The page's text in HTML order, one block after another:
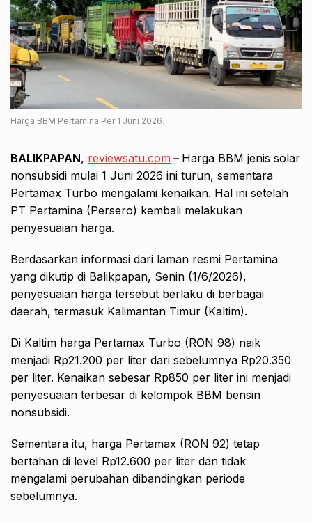
Harga BBM Pertamina Per 1 Juni 2026.
BALIKPAPAN, reviewsatu.com – Harga BBM jenis solar
nonsubsidi mulai 1 Juni 2026 ini turun, sementara
Pertamax Turbo mengalami kenaikan. Hal ini setelah
PT Pertamina (Persero) kembali melakukan
penyesuaian harga.
Berdasarkan informasi dari laman resmi Pertamina
yang dikutip di Balikpapan, Senin (1/6/2026),
penyesuaian harga tersebut berlaku di berbagai
daerah, termasuk Kalimantan Timur (Kaltim).
Di Kaltim harga Pertamax Turbo (RON 98) naik
menjadi Rp21.200 per liter dari sebelumnya Rp20.350
per liter. Kenaikan sebesar Rp850 per liter ini menjadi
penyesuaian terbesar di kelompok BBM bensin
nonsubsidi.
Sementara itu, harga Pertamax (RON 92) tetap
bertahan di level Rp12.600 per liter dan tidak
mengalami perubahan dibandingkan periode
sebelumnya.